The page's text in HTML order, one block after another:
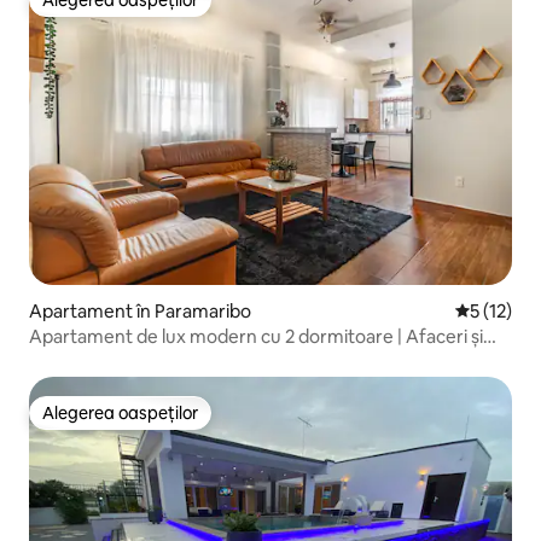
Alegerea oaspeților
Apartament în Paramaribo Scor
5 (12)
Apartament de lux modern cu 2 dormitoare | Afaceri și
Alegerea oaspeților
Alegerea oaspeților